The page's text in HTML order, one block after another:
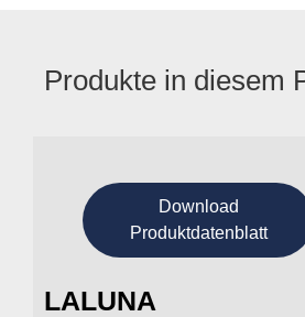
Produkte in diesem
Download
Produktdatenblatt
LALUNA